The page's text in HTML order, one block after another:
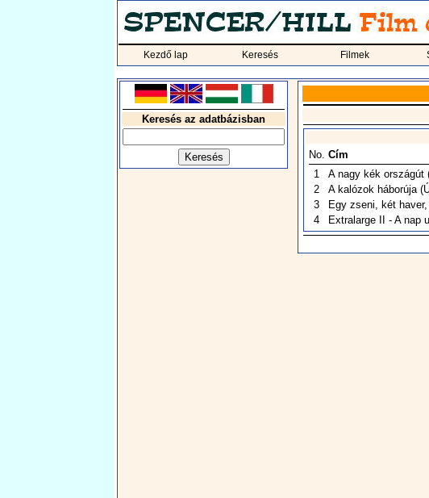
Kezdő lap Keresés Filmek
Keresés az adatbázisban
No. Cím
1
A nagy kék országút
2
A kalózok háborúja
3
Egy zseni, két
4
Extralarge II - A nap